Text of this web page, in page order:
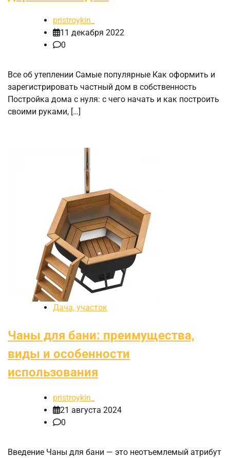
pristroykin_
11 декабря 2022
0
Все об утеплении Самые популярные Как оформить и
зарегистрировать частный дом в собственность
Постройка дома с нуля: с чего начать и как построить
своими руками, […]
Дача, участок
Чаны для бани: преимущества,
виды и особенности
использования
pristroykin_
21 августа 2024
0
Введение Чаны для бани — это неотъемлемый атрибут